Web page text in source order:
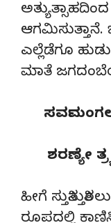
ಎಲ್ಲೆಡೆಗೂ
ಮಾತೆ
ಶರಣ್ಯೇ
ಹೀಗೆ